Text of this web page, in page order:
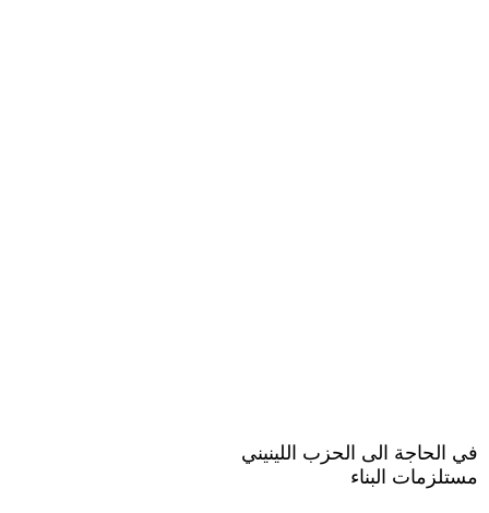
في الحاجة الى الحزب اللينيني
مستلزمات البناء